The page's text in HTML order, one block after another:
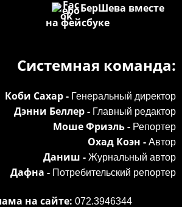
БерШева вместе
на фейсбуке
Системная команда:
Коби Сахар - Генеральный директор
Дэнни Беллер - Главный редактор
Моше Фриэль - Репортер
Охад Коэн - Автор
Даниш - Журнальный автор
Дафна - Потребительский репортер
на сайте: 072.3946344